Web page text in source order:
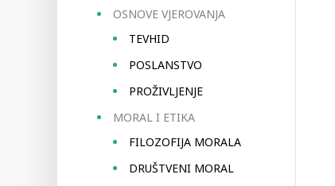
OSNOVE VJEROVANJA
TEVHID
POSLANSTVO
PROŽIVLJENJE
MORAL I ETIKA
FILOZOFIJA MORALA
DRUŠTVENI MORAL